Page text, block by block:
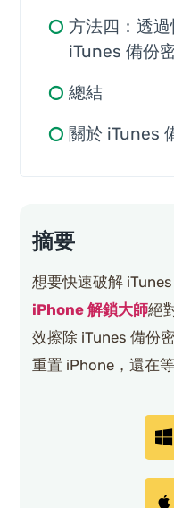
方法四：透
iTunes 備份
總結
關於 iTunes
摘要
想要快速破解
iPhone 解鎖大師絕
效擦除 iTunes 備份
重置 iPhone，還在